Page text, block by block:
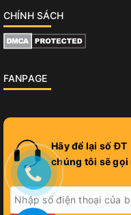
CHÍNH SÁCH
FANPAGE
Hãy để lại số ĐT
chúng tôi sẽ gọi